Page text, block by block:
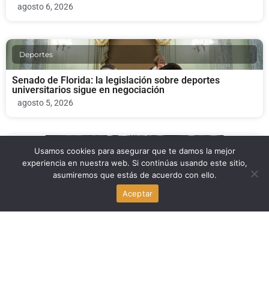
agosto 6, 2026
Deportes
Senado de Florida: la legislación sobre deportes
universitarios sigue en negociación
agosto 5, 2026
Deportes
Inter Miami vs Atlético de San Luis: La Leagues Cup
2026 arranca en el Nu Stadium
Usamos cookies para asegurar que te damos la mejor
experiencia en nuestra web. Si continúas usando este sitio,
asumiremos que estás de acuerdo con ello.
Aceptar